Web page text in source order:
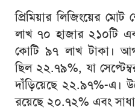
প্রিমিয়ার লিজিংয়ের
লাখ ৭০ হাজার ২১০টি
কোটি ৯৭ লাখ টাকা।
ছিল ২২.৭৯%, যা
দাঁড়িয়েছে ২২.৯৭%-এ।
রয়েছে ২০.৭২% এবং